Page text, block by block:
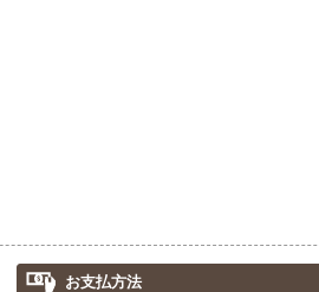
お支払方法